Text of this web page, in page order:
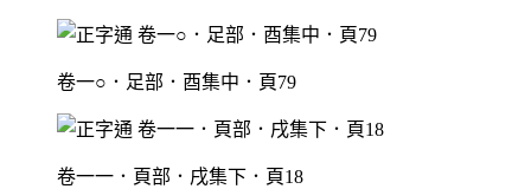
卷一○．足部．酉集中．頁79
卷一一．頁部．戌集下．頁18